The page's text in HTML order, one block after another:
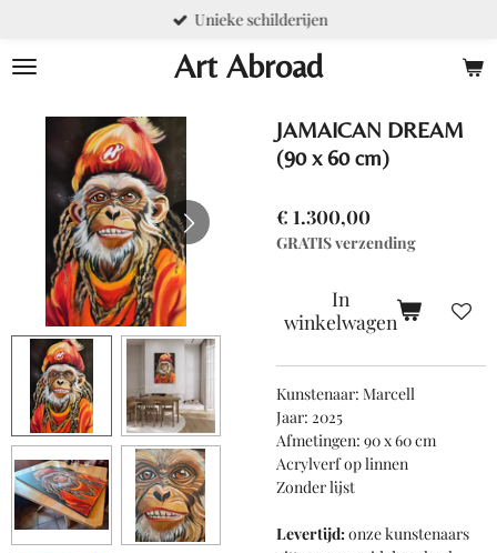
naar
hoofdinhoud
Art Abroad
Unieke schilderijen
JAMAICAN DREAM
(90 x 60 cm)
€ 1.300,00
GRATIS verzending
In
winkelwagen
Kunstenaar: Marcell
Jaar: 2025
Afmetingen: 90 x 60 cm
Acrylverf op linnen
Zonder lijst
Levertijd:onze kunstenaars